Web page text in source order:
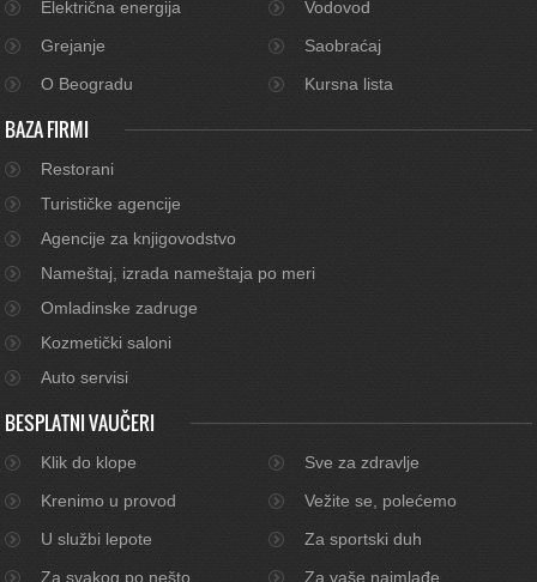
Električna energija
Vodovod
Grejanje
Saobraćaj
O Beogradu
Kursna lista
BAZA FIRMI
Restorani
Turističke agencije
Agencije za knjigovodstvo
Nameštaj, izrada nameštaja po meri
Omladinske zadruge
Kozmetički saloni
Auto servisi
BESPLATNI VAUČERI
Klik do klope
Sve za zdravlje
Krenimo u provod
Vežite se, polećemo
U službi lepote
Za sportski duh
Za svakog po nešto
Za vaše najmlađe